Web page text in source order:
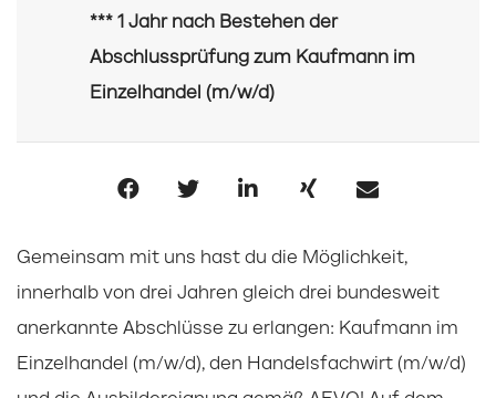
*** 1 Jahr nach Bestehen der
Abschlussprüfung zum Kaufmann im
Einzelhandel (m/w/d)
Gemeinsam mit uns hast du die Möglichkeit,
innerhalb von drei Jahren gleich drei bundesweit
anerkannte Abschlüsse zu erlangen: Kaufmann im
Einzelhandel (m/w/d), den Handelsfachwirt (m/w/d)